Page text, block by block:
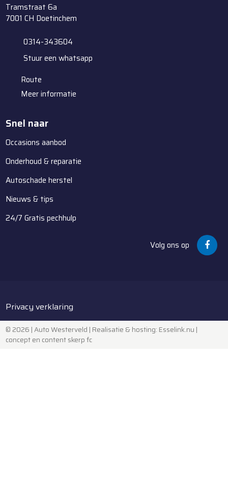
Tramstraat 6a
7001 CH Doetinchem
0314-343604
Stuur een whatsapp
Route
Meer informatie
Snel naar
Occasions aanbod
Onderhoud & reparatie
Autoschade herstel
Nieuws & tips
24/7 Gratis pechhulp
Volg ons op
Privacy verklaring
© 2026 | Auto Westerveld | Realisatie & hosting: Esselink.nu |
concept en content skerp fc